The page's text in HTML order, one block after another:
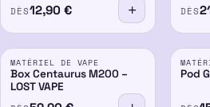
DÈS12,90€ DÈS
MATÉRIEL DE VAPE
Box Centaurus M200 –
LOST VAPE
Pod